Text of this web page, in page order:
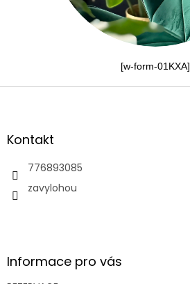
[w-form-01KXA]
Z
aKontakt
776893085
zavylohou
Informace pro vás